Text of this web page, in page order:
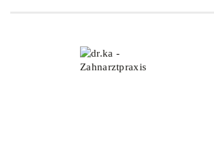
Instagram